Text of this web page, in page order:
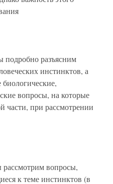
подробно разъясним
инстинктов, а
вопросы, на которые
части, при рассмотрении
рассмотрим вопросы,
к теме инстинктов (в